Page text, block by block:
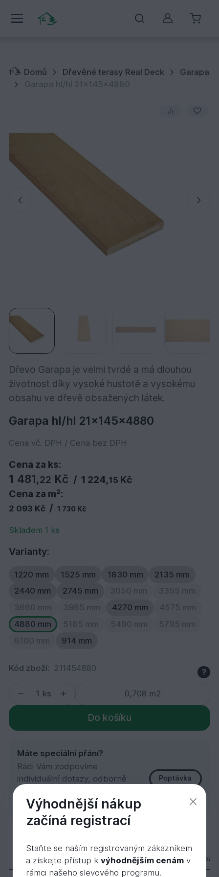
Můj účet
Domů Dřevěné terasy Real Deck
Garapa
Garapa hl/hl 21x145x4880
Dřevo Garapa je velmi tvrdé a má dlouhou
životnost díky vysoké hustotě a vysokému
obsahu ve dřevě obsažených látek.
Garapa hl/hl 21x145x4880
Cena vč. DPH / Cena bez DPH
Cena za ks:
1 481,22 Kč / 1 224,15 Kč
Cena za m²:
2 093 Kč / 1 730 Kč
Skladem 1 ks
Varianty:
1220 mm 1525 mm 1830 mm
2135 mm
2440 mm
2745 mm 3050 mm
3355 mm
3660 mm
3965 mm 4270 mm
4575 mm
4880 mm
5185 mm 5490 mm
5795 mm
6100 mm
914 mm
Kód zboží: 211454880 ?
ks
Do košíku
Máte speciální přání?
Rádi Vám zodpovíme
individuální dotazy, odborně
zakázkovou kalkulaci.
Poptávka
1 481,22Kč
Popis Varianty Příslušenství Videa
Výhodnější nákup
začíná registrací
Staňte se naším registrovaným zákazníkem
a získejte přístup k výhodnějším cenámv
rámci našeho slevového programu.